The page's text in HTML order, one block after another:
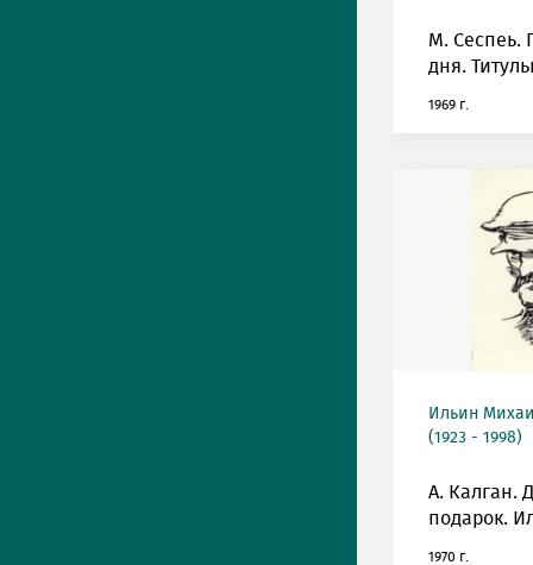
М. Сеспеь.
дня.
1969 г.
Ильин
(1923 - 1998)
А. Калган.
подарок.
1970 г.